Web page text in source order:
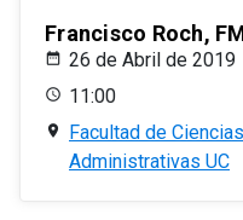
Francisco Roch,
26 de Abril de 2019
11:00
Facultad de
Administrativas UC